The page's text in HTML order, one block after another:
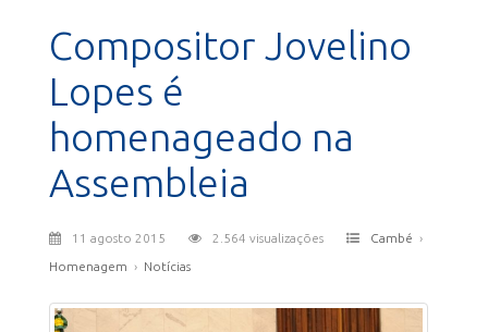
Compositor Jovelino
Lopes é
homenageado na
Assembleia
11 agosto 2015 2.564 visualizações Cambé ›
Homenagem › Notícias